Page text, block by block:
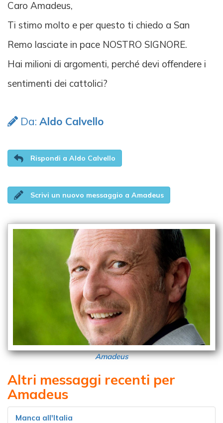
Caro Amadeus,
Ti stimo molto e per questo ti chiedo a San
Remo lasciate in pace NOSTRO SIGNORE.
Hai milioni di argomenti, perché devi offendere i
sentimenti dei cattolici?
Da: Aldo Calvello
Rispondi a Aldo Calvello
Scrivi un nuovo messaggio a Amadeus
Amadeus
Altri messaggi recenti per
Amadeus
Manca all'Italia